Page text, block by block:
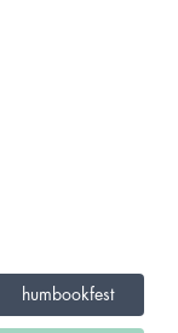
humbookfest